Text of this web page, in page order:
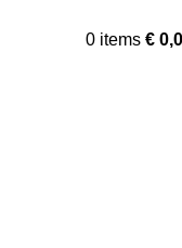
0 items €